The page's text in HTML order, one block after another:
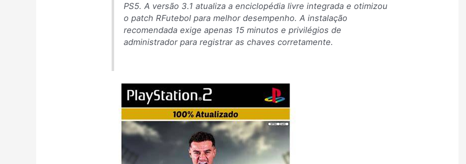
PS5. A versão 3.1 atualiza a enciclopédia livre integrada e otimizou
o patch RFutebol para melhor desempenho. A instalação
recomendada exige apenas 15 minutos e privilégios de
administrador para registrar as chaves corretamente.